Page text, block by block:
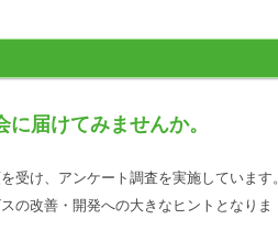
届けてみませんか。
受け、アンケート調査を実施しています。
の改善・開発への大きなヒントとなりま